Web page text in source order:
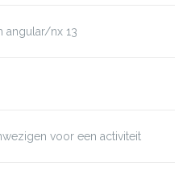
angular/nx 13
voor een activiteit